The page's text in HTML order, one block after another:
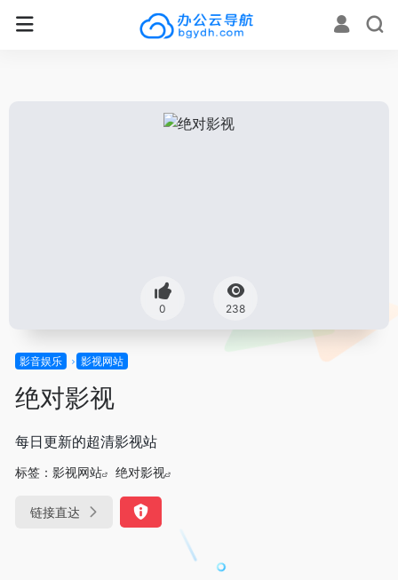
0 238
影音娱乐 影视网站
绝对影视
每日更新的超清影视站
标签： 影视网站 绝对影视
链接直达